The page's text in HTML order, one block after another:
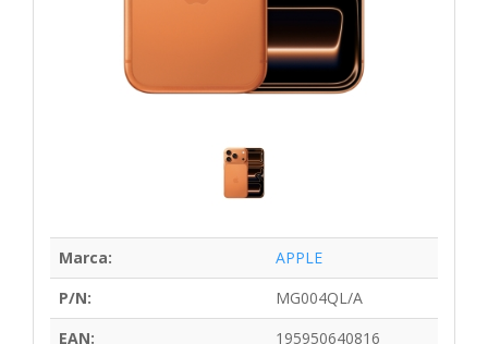
Marca:
APPLE
P/N:
MG004QL/A
EAN:
195950640816